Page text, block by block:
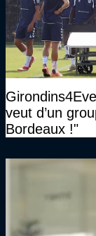
veut d’un
Bordeaux !"